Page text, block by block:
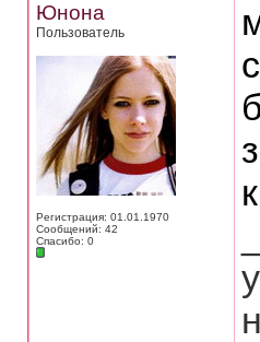
Юнона
Пользователь
Регистрация: 01.01.1970
Сообщений: 42
Спасибо: 0